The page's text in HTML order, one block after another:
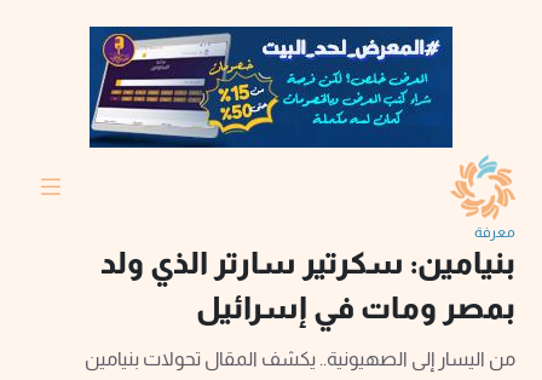
معرفة
بنيامين: سكرتير سارتر الذي ولد
بمصر ومات في إسرائيل
من اليسار إلى الصهيونية.. يكشف المقال تحولات بنيامين